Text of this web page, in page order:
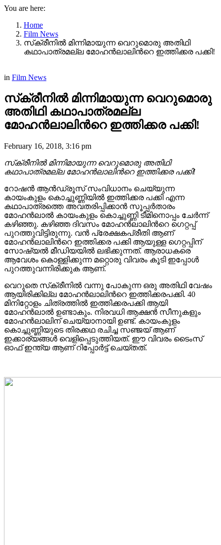
You are here:
Home
Film News
സ്‌ക്രീനിൽ മിന്നിമായുന്ന വെറുമൊരു അതിഥി
കഥാപാത്രമല്ല മോഹൻലാലിന്‍റെ ഇത്തിക്കര പക്കി!
in Film News
സ്‌ക്രീനിൽ മിന്നിമായുന്ന വെറുമൊരു
അതിഥി കഥാപാത്രമല്ല
മോഹൻലാലിന്‍റെ ഇത്തിക്കര പക്കി!
February 16, 2018, 3:16 pm
സ്‌ക്രീനിൽ മിന്നിമായുന്ന വെറുമൊരു അതിഥി
കഥാപാത്രമല്ല മോഹൻലാലിന്‍റെ ഇത്തിക്കര പക്കി!
റോഷൻ ആൻഡ്രൂസ് സംവിധാനം ചെയ്യുന്ന
കായംകുളം കൊച്ചുണ്ണിയിൽ ഇത്തിക്കര പക്കി എന്ന
കഥാപാത്രത്തെ അവതരിപ്പിക്കാൻ സൂപ്പർതാരം
മോഹൻലാൽ കായംകുളം കൊച്ചുണ്ണി ടീമിനൊപ്പം ചേർന്ന്
കഴിഞ്ഞു. കഴിഞ്ഞ ദിവസം മോഹൻലാലിന്‍റെ ഗെറ്റപ്പ്
പുറത്തുവിട്ടിരുന്നു. വൻ പ്രേക്ഷകപ്രീതി ആണ്
മോഹൻലാലിന്‍റെ ഇത്തിക്കര പക്കി ആയുള്ള ഗെറ്റപ്പിന്
സോഷ്യൽ മീഡിയയിൽ ലഭിക്കുന്നത്. ആരാധകരെ
ആവേശം കൊള്ളിക്കുന്ന മറ്റൊരു വിവരം കൂടി ഇപ്പോൾ
പുറത്തുവന്നിരിക്കുക ആണ്.
വെറുതെ സ്‌ക്രീനിൽ വന്നു പോകുന്ന ഒരു അതിഥി വേഷം
ആയിരിക്കില്ല മോഹൻലാലിന്‍റെ ഇത്തിക്കരപക്കി. 40
മിനിറ്റോളം ചിത്രത്തിൽ ഇത്തിക്കരപക്കി ആയി
മോഹൻലാൽ ഉണ്ടാകും. നിരവധി ആക്ഷൻ സീനുകളും
മോഹൻലാലിന് ചെയ്യാനായി ഉണ്ട്. കായംകുളം
കൊച്ചുണ്ണിയുടെ തിരക്കഥ രചിച്ച സഞ്ജയ് ആണ്
ഇക്കാര്യങ്ങൾ വെളിപ്പെടുത്തിയത്. ഈ വിവരം ടൈംസ്
ഓഫ് ഇന്ത്യ ആണ് റിപ്പോര്‍ട്ട് ചെയ്തത്.